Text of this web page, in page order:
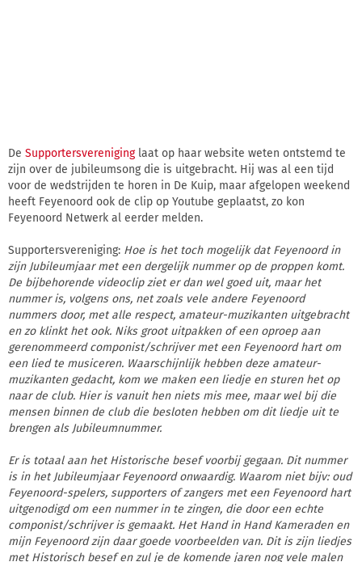
De Supportersvereniginglaat op haar website weten ontstemd te
zijn over de jubileumsong die is uitgebracht. Hij was al een tijd
voor de wedstrijden te horen in De Kuip, maar afgelopen weekend
heeft Feyenoord ook de clip op Youtube geplaatst, zo kon
Feyenoord Netwerk al eerder melden.
Supportersvereniging: Hoe is het toch mogelijk dat Feyenoord in
zijn Jubileumjaar met een dergelijk nummer op de proppen komt.
De bijbehorende videoclip ziet er dan wel goed uit, maar het
nummer is, volgens ons, net zoals vele andere Feyenoord
nummers door, met alle respect, amateur-muzikanten uitgebracht
en zo klinkt het ook. Niks groot uitpakken of een oproep aan
gerenommeerd componist/schrijver met een Feyenoord hart om
een lied te musiceren. Waarschijnlijk hebben deze amateur-
muzikanten gedacht, kom we maken een liedje en sturen het op
naar de club. Hier is vanuit hen niets mis mee, maar wel bij die
mensen binnen de club die besloten hebben om dit liedje uit te
brengen als Jubileumnummer.
Er is totaal aan het Historische besef voorbij gegaan. Dit nummer
is in het Jubileumjaar Feyenoord onwaardig. Waarom niet bijv: oud
Feyenoord-spelers, supporters of zangers met een Feyenoord hart
uitgenodigd om een nummer in te zingen, die door een echte
componist/schrijver is gemaakt. Het Hand in Hand Kameraden en
mijn Feyenoord zijn daar goede voorbeelden van. Dit is zijn liedjes
met Historisch besef en zul je de komende jaren nog vele malen